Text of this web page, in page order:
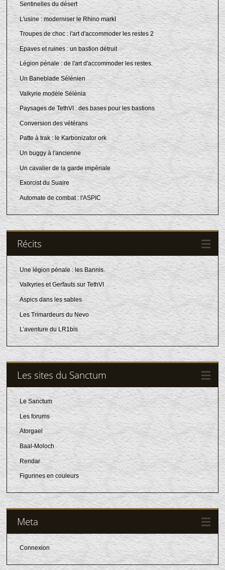
Sentinelles du désert
L'usine : moderniser le Rhino markI
Troupes de choc : l'art d'accommoder les restes 2
Epaves et ruines : un bastion détruit
Légion pénale : de l'art d'accommoder les restes.
Un Baneblade Sélénien
Valkyrie modèle Sélénia
Paysages de TethVI : des bases pour les bastions
Conversion des vétérans
Patte à trak : le Karbonizator ork
Un buggy à l'ancienne
Un cavalier de la garde impériale
Exorcist du Suaire
Automate de combat : l'ASPIC
Récits
Une légion pénale : les Bannis.
Valkyries et Gerfauts sur TethVI
Aspics dans les sables
Les Trimardeurs du Nevo
L’aventure du LR1bis
Les sites du Sanctum
Le Sanctum
Les forums
Atorgael
Baal-Moloch
Rendar
Figurines en couleurs
Meta
Connexion